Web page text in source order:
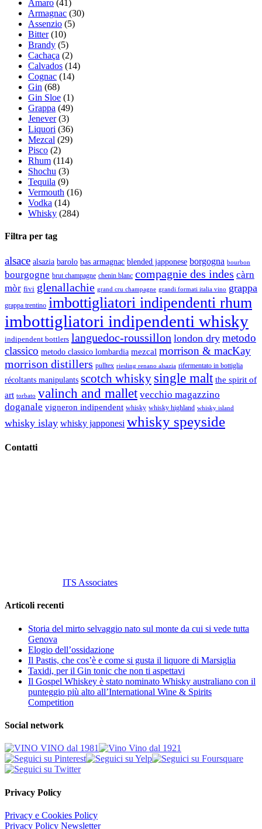
Amaro (41)
Armagnac (30)
Assenzio (5)
Bitter (10)
Brandy (5)
Cachaça (2)
Calvados (14)
Cognac (14)
Gin (68)
Gin Sloe (1)
Grappa (49)
Jenever (3)
Liquori (36)
Mezcal (29)
Pisco (2)
Rhum (114)
Shochu (3)
Tequila (9)
Vermouth (16)
Vodka (14)
Whisky (284)
Filtra per tag
alsace alsazia barolo bas armagnac blended japponese borgogna bourbon
bourgogne brut champagne chenin blanc compagnie des indes càrn
mòr fivi glenallachie grand cru champagne grandi formati italia vino grappa
grappa trentino imbottigliatori indipendenti rhum
imbottigliatori indipendenti whisky
indipendent bottlers languedoc-roussillon london dry metodo
classico metodo classico lombardia mezcal morrison & macKay
morrison distillers pulltex riesling renano alsazia rifermentato in bottiglia
récoltants manipulants scotch whisky single malt the spirit of
art torbato valinch and mallet vecchio magazzino
doganale vigneron indipendent whisky whisky highland whisky island
whisky islay whisky japponesi whisky speyside
Contatti
ITS Associates
Articoli recenti
Storia del mirto selvaggio nato sul monte da cui si vede tutta
Genova
Elogio dell’ossidazione
Il Pastis, che cos’è e come si gusta il liquore di Marsiglia
Taxidi, per il Gin tonic che non ti aspettavi
Il Gospel Whiskey è stato nominato Whisky australiano con il
punteggio più alto all’International Wine & Spirits
Competition
Social network
Privacy Policy
Privacy e Cookies Policy
Privacy Policy Newsletter